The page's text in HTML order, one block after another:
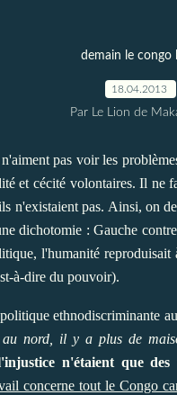
demain le congo
18.04.2013
Par Le Lion de
pas voir les
et cécité volontaires. Il ne
n'existaient pas. Ainsi, on
dichotomie : Gauche
l'humanité
à-dire du pouvoir).
ethnodiscriminante
nord, il y a plus de
n'étaient que
concerne tout le Congo